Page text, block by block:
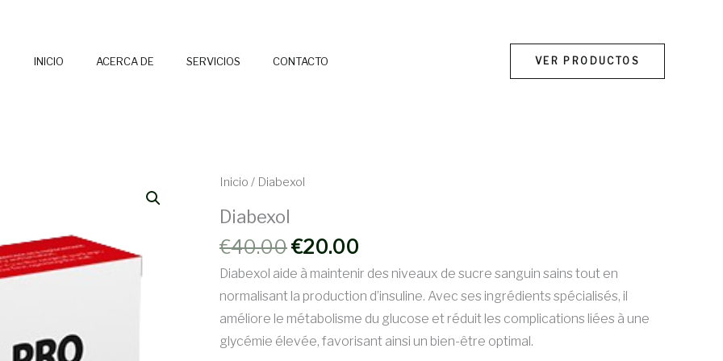
INICIO ACERCA DE SERVICIOS CONTACTO VER PRODUCTOS
Inicio / Diabexol
Diabexol
€40.00El
precio
original
era:
€40.00.
€20.00
precio
actual
es:
€20.00.
Diabexol aide à maintenir des niveaux de sucre sanguin sains tout en
normalisant la production d’insuline. Avec ses ingrédients spécialisés, il
améliore le métabolisme du glucose et réduit les complications liées à une
glycémie élevée, favorisant ainsi un bien-être optimal.